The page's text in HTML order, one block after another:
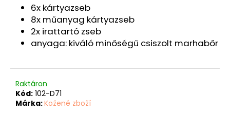
6x kártyazseb
8x műanyag kártyazseb
2x irattartó zseb
anyaga: kiváló minőségű csiszolt marhabőr
Raktáron
Kód: 102-D71
Márka:Kožené zboží
BŐRÖV
"JAWA"
Ft9